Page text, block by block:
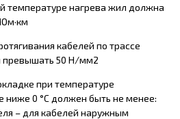
температуре нагрева жил должна
кабелей по трассе
превышать 50 Н/мм2
при температуре
0 °С должен быть не менее:
– для кабелей наружным